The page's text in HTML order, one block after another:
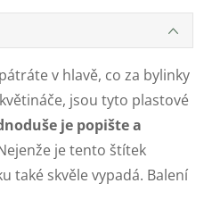
v hlavě, co za bylinky
jsou tyto plastové
je popište a
je tento štítek
také skvěle vypadá. Balení